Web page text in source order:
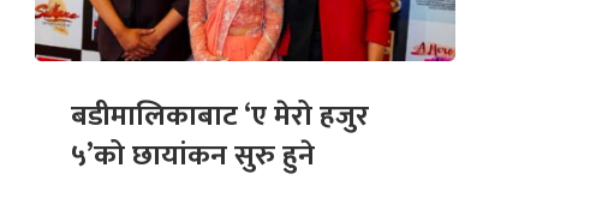
बडीमालिकाबाट ‘ए मेरो हजुर
५’को छायांकन सुरु हुने